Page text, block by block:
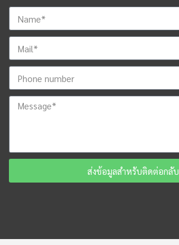
ส่งข้อมูลสำหรับติดต่อกลับ